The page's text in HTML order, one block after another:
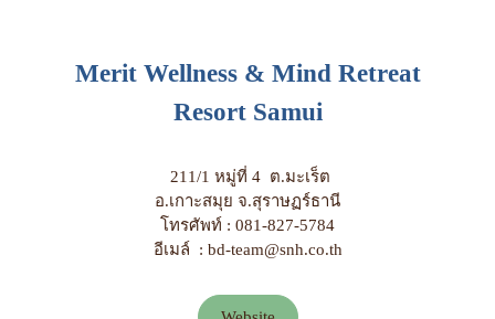
Merit Wellness & Mind Retreat
Resort Samui
211/1 หมู่ที่ 4 ต.มะเร็ต
อ.เกาะสมุย จ.สุราษฏร์ธานี
โทรศัพท์ : 081-827-5784
อีเมล์ : bd-team@snh.co.th